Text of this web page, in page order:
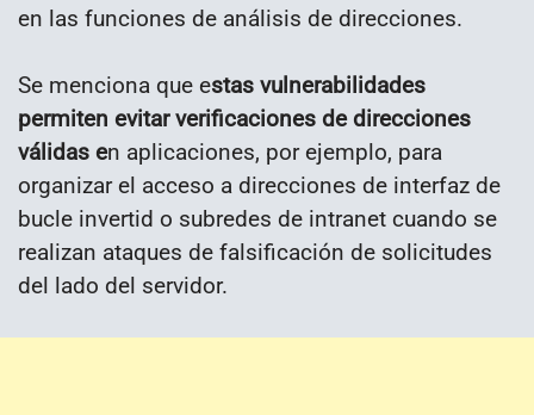
en las funciones de análisis de direcciones.
Se menciona que estas vulnerabilidades
permiten evitar verificaciones de direcciones
válidas en aplicaciones, por ejemplo, para
organizar el acceso a direcciones de interfaz de
bucle invertid o subredes de intranet cuando se
realizan ataques de falsificación de solicitudes
del lado del servidor.